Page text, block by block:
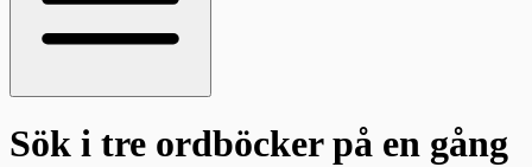
Sök i tre ordböckerpå en gång